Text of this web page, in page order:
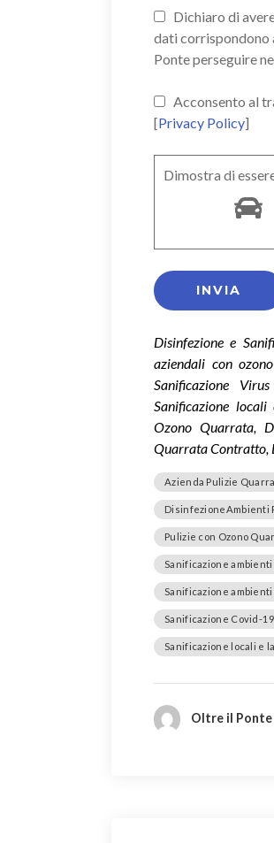
Dichiaro di
dati corrispondono
Ponte perseguire
Acconsento al
[Privacy Policy]
Dimostra di
Disinfezione e
aziendali con
Sanificazione
Sanificazione
Ozono Quarrata,
Quarrata Contratto,
Azienda Pulizie
DisinfezioneAmbienti
Pulizie con Ozono
Sanificazione
Sanificazione
Sanificazione Covid-
Sanificazione locali e
Oltre il Ponte